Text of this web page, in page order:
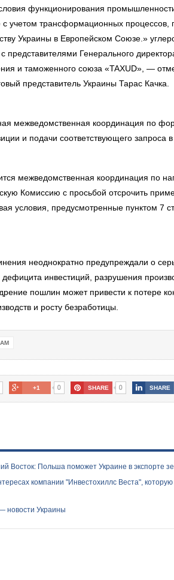
функционирования
с учетом трансформационных процессов,
Украины в Европейском Союзе.»
представителями Генерального
и таможенного союза «TAXUD», —
представитель Украины Тарас Качка.
межведомственная координация по
и подачи соответствующего запроса
межведомственная координация по
Комиссию с просьбой отсрочить
условия, предусмотренные пунктом 7
неоднократно предупреждали о
инвестиций, разрушения
пошлин может привести к потере
и росту безработицы.
+1 0 SHARE 0 SHARE
Восток: Польша поможет Украине в экспорте
компании "Инвестохиллс Веста",
новости Украины